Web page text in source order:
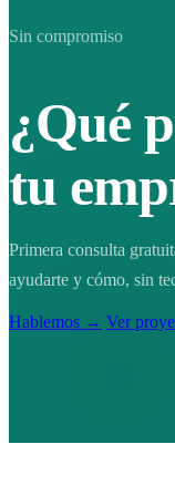
Sin compromiso
¿Qué
tu
Primera consulta
ayudarte y cómo, sin
Hablemos → Ver